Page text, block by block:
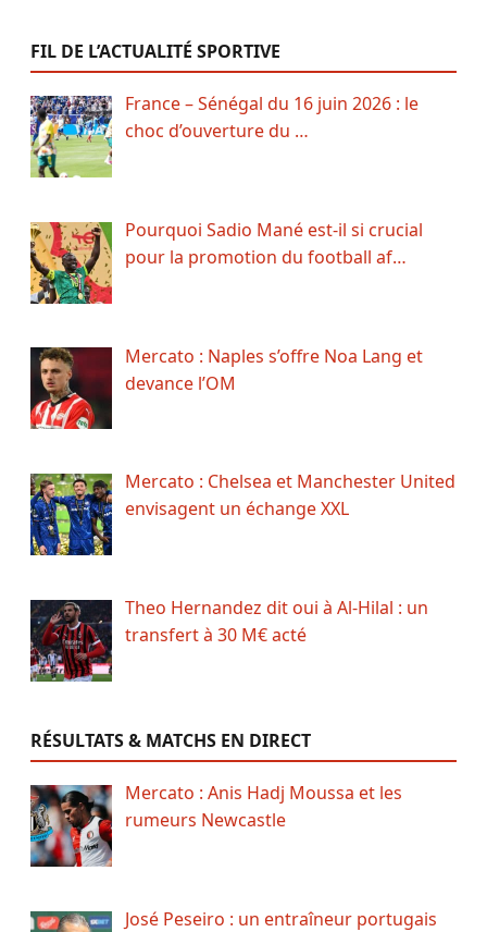
FIL DE L’ACTUALITÉ SPORTIVE
France – Sénégal du 16 juin 2026 : le
choc d’ouverture du …
Pourquoi Sadio Mané est-il si crucial
pour la promotion du football af…
Mercato : Naples s’offre Noa Lang et
devance l’OM
Mercato : Chelsea et Manchester United
envisagent un échange XXL
Theo Hernandez dit oui à Al-Hilal : un
transfert à 30 M€ acté
RÉSULTATS & MATCHS EN DIRECT
Mercato : Anis Hadj Moussa et les
rumeurs Newcastle
José Peseiro : un entraîneur portugais